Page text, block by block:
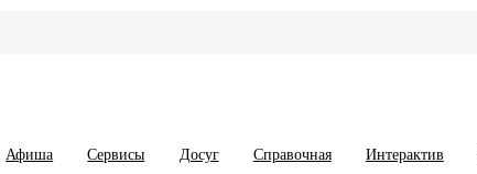
Афиша Сервисы Досуг Справочная Интерактив